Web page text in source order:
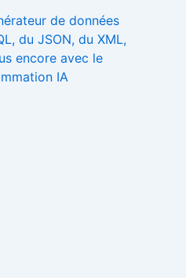
de données
du JSON, du XML,
encore avec le
IA